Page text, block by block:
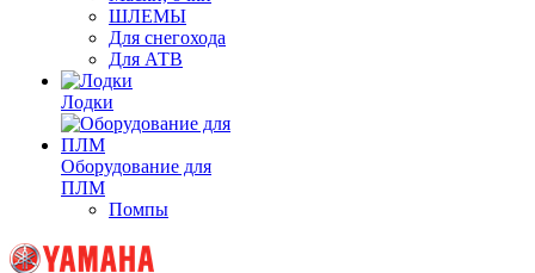
ШЛЕМЫ
Для снегохода
Для АТВ
Лодки
Оборудование для
ПЛМ
Помпы